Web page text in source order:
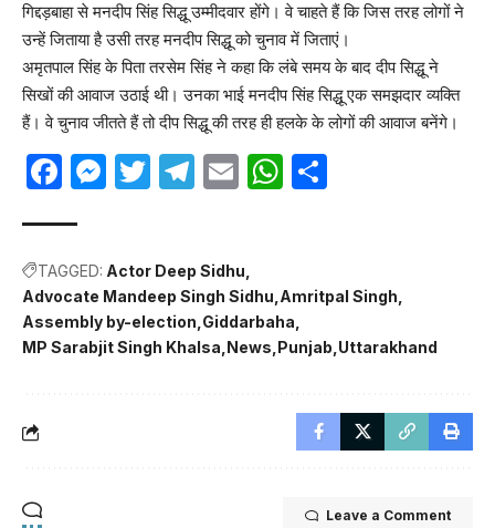
गिद्दड़बाहा से मनदीप सिंह सिद्धू उम्मीदवार होंगे। वे चाहते हैं कि जिस तरह लोगों ने
उन्हें जिताया है उसी तरह मनदीप सिद्धू को चुनाव में जिताएं।
अमृतपाल सिंह के पिता तरसेम सिंह ने कहा कि लंबे समय के बाद दीप सिद्धू ने
सिखों की आवाज उठाई थी। उनका भाई मनदीप सिंह सिद्धू एक समझदार व्यक्ति
हैं। वे चुनाव जीतते हैं तो दीप सिद्धू की तरह ही हलके के लोगों की आवाज बनेंगे।
Facebook
Messenger
Twitter
Telegram
EmailWhatsApp
TAGGED: Actor Deep Sidhu
Advocate Mandeep Singh Sidhu Amritpal Singh
Assembly by-election Giddarbaha
MP Sarabjit Singh Khalsa News Punjab Uttarakhand
Leave a Comment